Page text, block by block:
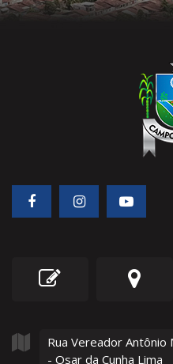
Rua Vereador
- Osar da Cunha Lima